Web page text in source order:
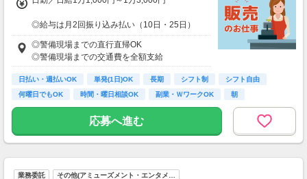
◎給与は月2回振り込み払い（10日・25日）
◎日払い制度の利用も可能（規定あり）
◎有資格者は日給+2,000円（一般路線は+1,000
円）
◎資格取得費用は当社全額負担
※65歳以上の方は下記給与になります
65～69歳：日勤／日給1万800円
70～79歳：日勤／日給1万500円
◎警備現場までの直行直帰OK
◎警備現場までの交通費を全額支給
日払い・週払いOK 単発(1日)OK 長期 シフト制
シフト自由
何曜日でもOK
時間・曜日相談OK 副業・ＷワークOK 朝
応募へ進む
業務委託 その他(アミューズメント・エンタメ…